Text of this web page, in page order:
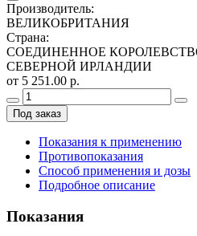
Производитель:
ВЕЛИКОБРИТАНИЯ
Страна:
СОЕДИНЕННОЕ
СЕВЕРНОЙ ИРЛАНДИИ
от 5 251.00 р.
Под заказ
Показания к применению
Противопоказания
Способ применения и дозы
Подробное описание
Показания